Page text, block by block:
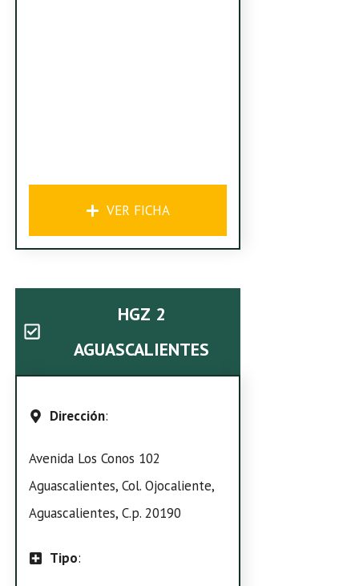
VER FICHA
HGZ 2
AGUASCALIENTES
Dirección:
Avenida Los Conos 102
Aguascalientes, Col. Ojocaliente,
Aguascalientes, C.p. 20190
Tipo: